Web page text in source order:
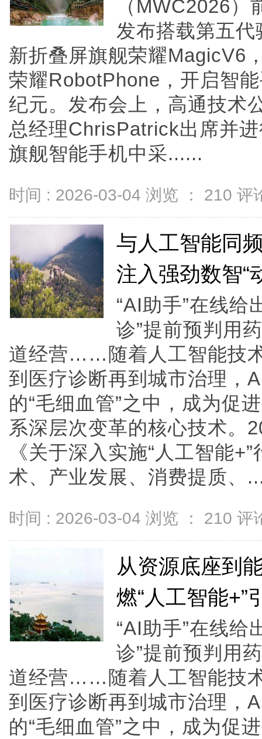
（MWC2026
发布搭载第五
新折叠屏旗舰荣耀MagicV6
荣耀RobotPhone，开启智
纪元。发布会上，高通技术
总经理ChrisPatrick出席并
旗舰智能手机中采......
时间 : 2026-03-04 浏览 ： 210 评
与人工智能同
注入强劲数智“
“AI助手”在线给
诊”提前预判用
道经营……随着人工智能技
到医疗诊断再到城市治理，
的“毛细血管”之中，成为促
系深层次变革的核心技术。
《关于深入实施“人工智能
术、产业发展、消费提质、
时间 : 2026-03-04 浏览 ： 210 评
从资源底座到
燃“人工智能+”
“AI助手”在线给
诊”提前预判用
道经营……随着人工智能技
到医疗诊断再到城市治理，
的“毛细血管”之中，成为促